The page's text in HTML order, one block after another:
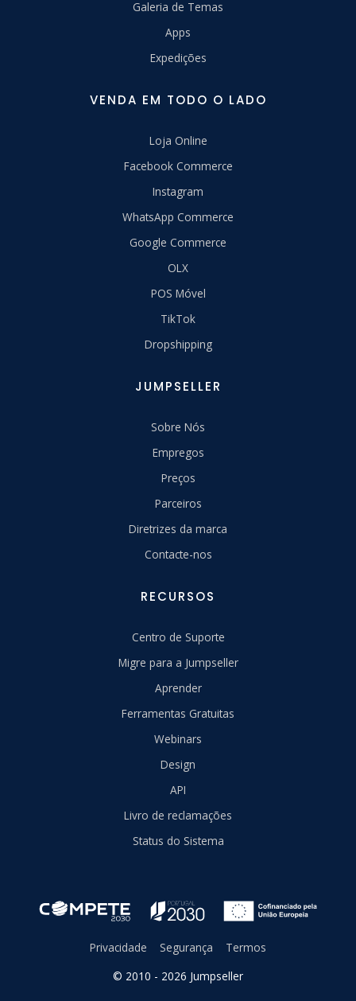
Galeria de Temas
Apps
Expedições
VENDA EM TODO O LADO
Loja Online
Facebook Commerce
Instagram
WhatsApp Commerce
Google Commerce
OLX
POS Móvel
TikTok
Dropshipping
JUMPSELLER
Sobre Nós
Empregos
Preços
Parceiros
Diretrizes da marca
Contacte-nos
RECURSOS
Centro de Suporte
Migre para a Jumpseller
Aprender
Ferramentas Gratuitas
Webinars
Design
API
Livro de reclamações
Status do Sistema
© 2010 - 2026 Jumpseller
Privacidade Segurança Termos